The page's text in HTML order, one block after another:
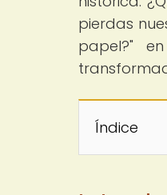
pierdas
papel?"
Índice